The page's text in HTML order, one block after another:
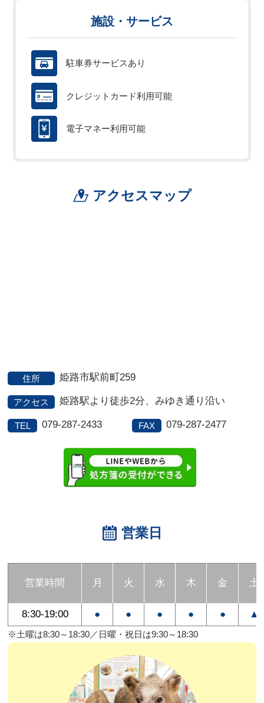
施設・サービス
駐車券サービスあり
クレジットカード利用可能
電子マネー利用可能
アクセスマップ
住所 姫路市駅前町259
アクセス 姫路駅より徒歩2分、みゆき通り沿い
TEL 079-287-2433 FAX 079-287-2477
営業日
営業時間 月 火 水 木 金 土
8:30-19:00 ● ● ● ● ● ▲
※土曜は8:30～18:30／日曜・祝日は9:30～18:30